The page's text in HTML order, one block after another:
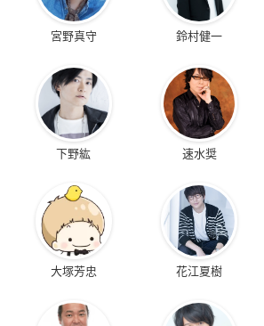
宮野真守 鈴村健一
下野紘 速水奨
大塚芳忠 花江夏樹